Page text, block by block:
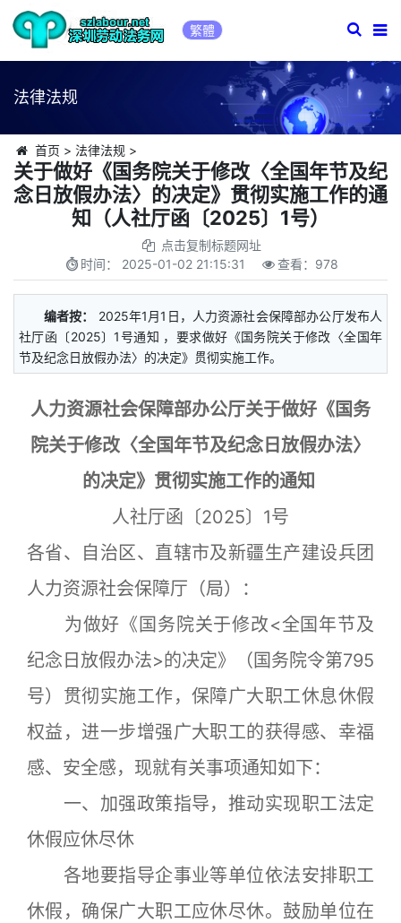
繁體
法律法规
首页 > 法律法规 >
关于做好《国务院关于修改〈全国年节及纪
念日放假办法〉的决定》贯彻实施工作的通
知（人社厅函〔2025〕1号）
点击复制标题网址
时间： 2025-01-02 21:15:31 查看： 978
编者按：
2025年1月1日，人力资源社会保障部办公厅发布人
社厅函〔2025〕1号通知 ，要求做好《国务院关于修改〈全国年
节及纪念日放假办法〉的决定》贯彻实施工作。
人力资源社会保障部办公厅关于做好《国务
院关于修改〈全国年节及纪念日放假办法〉
的决定》贯彻实施工作的通知
人社厅函〔2025〕1号
各省、自治区、直辖市及新疆生产建设兵团
人力资源社会保障厅（局）：
为做好《国务院关于修改<全国年节及
纪念日放假办法>的决定》（国务院令第795
号）贯彻实施工作，保障广大职工休息休假
权益，进一步增强广大职工的获得感、幸福
感、安全感，现就有关事项通知如下：
一、加强政策指导，推动实现职工法定
休假应休尽休
各地要指导企事业等单位依法安排职工
休假，确保广大职工应休尽休。鼓励单位在